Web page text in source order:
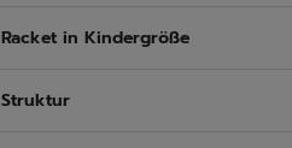
Racket in Kindergröße
Struktur